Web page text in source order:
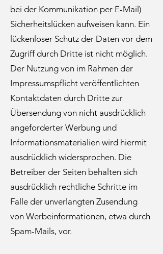
bei der Kommunikation per E-Mail)
Sicherheitslücken aufweisen kann. Ein
lückenloser Schutz der Daten vor dem
Zugriff durch Dritte ist nicht möglich.
Der Nutzung von im Rahmen der
Impressumspflicht veröffentlichten
Kontaktdaten durch Dritte zur
Übersendung von nicht ausdrücklich
angeforderter Werbung und
Informationsmaterialien wird hiermit
ausdrücklich widersprochen. Die
Betreiber der Seiten behalten sich
ausdrücklich rechtliche Schritte im
Falle der unverlangten Zusendung
von Werbeinformationen, etwa durch
Spam-Mails, vor.